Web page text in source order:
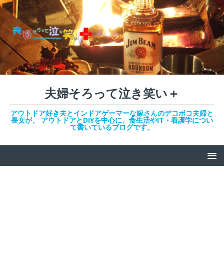
夫婦そろって泣き笑い＋
アウトドア好き夫とインドアゲーマーな嫁さんのデコボコ夫婦と
長女が、 アウトドアとDIYを中心に、食生活やIT・看護学につい
て書いているブログです。